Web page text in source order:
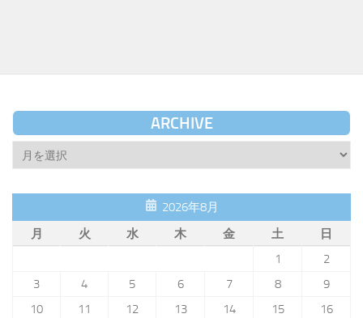
ARCHIVE
Archive
2026年8月
月
火 水 木 金 土
日
1
2
3
4 5 6 7 8
9
10
11 12 13 14 15
16